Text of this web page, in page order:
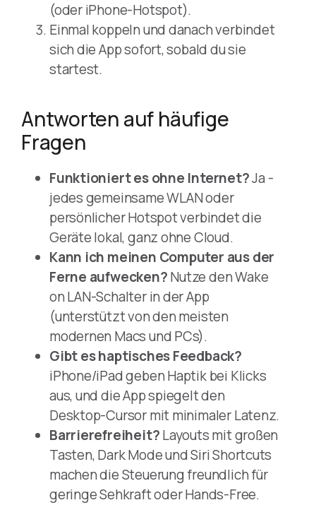
(oder iPhone-Hotspot).
Einmal koppeln und danach verbindet
sich die App sofort, sobald du sie
startest.
Antworten auf häufige
Fragen
Funktioniert es ohne Internet?Ja -
jedes gemeinsame WLAN oder
persönlicher Hotspot verbindet die
Geräte lokal, ganz ohne Cloud.
Kann ich meinen Computer aus der
Ferne aufwecken?Nutze den Wake
on LAN-Schalter in der App
(unterstützt von den meisten
modernen Macs und PCs).
Gibt es haptisches Feedback?
iPhone/iPad geben Haptik bei Klicks
aus, und die App spiegelt den
Desktop-Cursor mit minimaler Latenz.
Barrierefreiheit?Layouts mit großen
Tasten, Dark Mode und Siri Shortcuts
machen die Steuerung freundlich für
geringe Sehkraft oder Hands-Free.